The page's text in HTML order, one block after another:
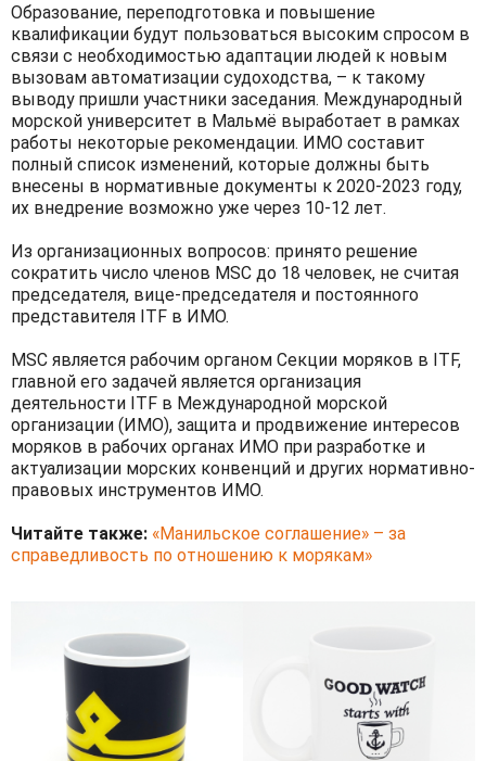
Образование, переподготовка и повышение
квалификации будут пользоваться высоким спросом в
связи с необходимостью адаптации людей к новым
вызовам автоматизации судоходства, – к такому
выводу пришли участники заседания. Международный
морской университет в Мальмё выработает в рамках
работы некоторые рекомендации. ИМО составит
полный список изменений, которые должны быть
внесены в нормативные документы к 2020-2023 году,
их внедрение возможно уже через 10-12 лет.
Из организационных вопросов: принято решение
сократить число членов MSC до 18 человек, не считая
председателя, вице-председателя и постоянного
представителя ITF в ИМО.
MSC является рабочим органом Секции моряков в ITF,
главной его задачей является организация
деятельности ITF в Международной морской
организации (ИМО), защита и продвижение интересов
моряков в рабочих органах ИМО при разработке и
актуализации морских конвенций и других нормативно-
правовых инструментов ИМО.
Читайте также: «Манильское соглашение» – за
справедливость по отношению к морякам»